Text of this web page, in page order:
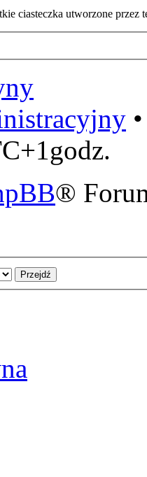
ciasteczka utworzone przez
®